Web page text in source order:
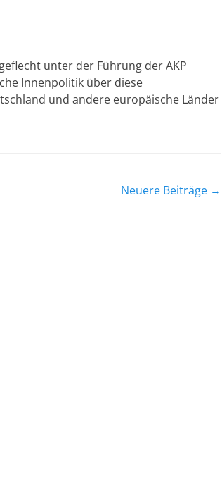
unter der Führung der AKP
Innenpolitik über diese
und andere europäische Länder
Neuere Beiträge →